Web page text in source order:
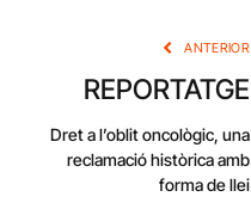
ANTERIOR
REPORTATGE
Dret a l’oblit oncològic, una
reclamació històrica amb
forma de llei